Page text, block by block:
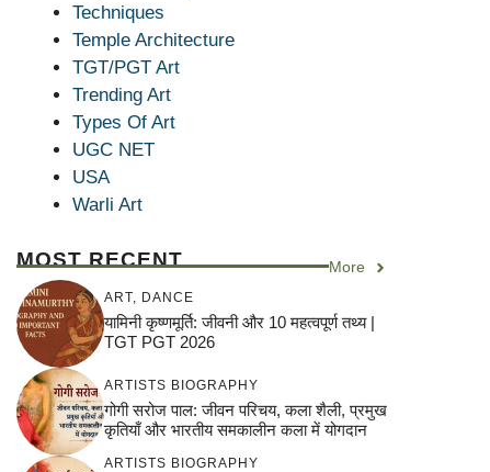
Techniques
Temple Architecture
TGT/PGT Art
Trending Art
Types Of Art
UGC NET
USA
Warli Art
MOST RECENT More
ART, DANCE
यामिनी कृष्णमूर्ति: जीवनी और 10 महत्वपूर्ण तथ्य |
TGT PGT 2026
ARTISTS BIOGRAPHY
गोगी सरोज पाल: जीवन परिचय, कला शैली, प्रमुख
कृतियाँ और भारतीय समकालीन कला में योगदान
ARTISTS BIOGRAPHY